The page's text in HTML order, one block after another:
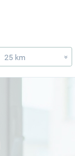
25 km »